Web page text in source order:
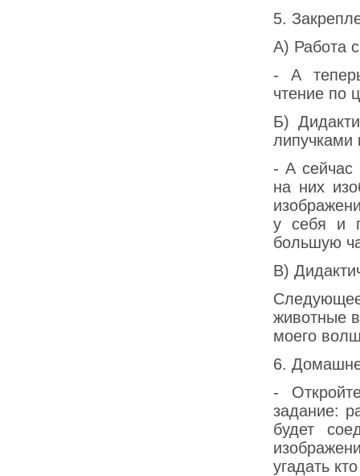
5.
А) Работа
- А
чтение по
Б)
липучками
- А сейчас
на них
у себя и
большую
В)
животные
моего
6.
-
задание:
будет
угадать